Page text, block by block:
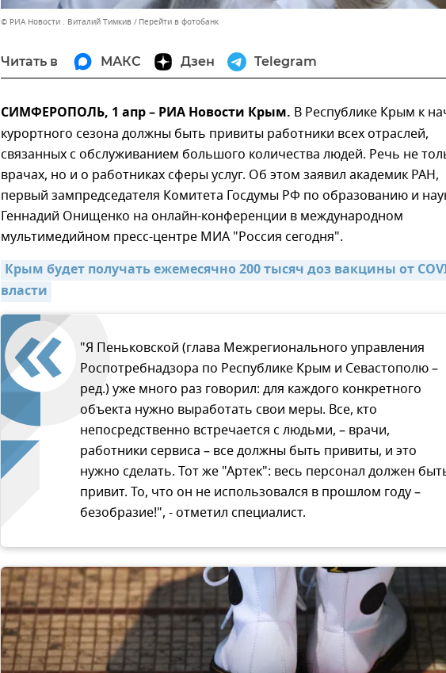
© РИА Новости . Виталий Тимкив Перейти в фотобанк
Читать в МАКС Дзен Telegram
СИМФЕРОПОЛЬ, 1 апр – РИА Новости Крым. В Республике Крым к
курортного сезона должны быть привиты работники всех отраслей,
связанных с обслуживанием большого количества людей. Речь не
врачах, но и о работниках сферы услуг. Об этом заявил академик РАН,
первый зампредседателя Комитета Госдумы РФ по образованию и
Геннадий Онищенко на онлайн-конференции в международном
мультимедийном пресс-центре МИА "Россия сегодня".
Крым будет получать ежемесячно 200 тысяч доз вакцины от
власти
"Я Пеньковской (глава Межрегионального управления
Роспотребнадзора по Республике Крым и Севастополю –
ред.) уже много раз говорил: для каждого конкретного
объекта нужно выработать свои меры. Все, кто
непосредственно встречается с людьми, – врачи,
работники сервиса – все должны быть привиты, и это
нужно сделать. Тот же "Артек": весь персонал должен
привит. То, что он не использовался в прошлом году –
безобразие!", - отметил специалист.